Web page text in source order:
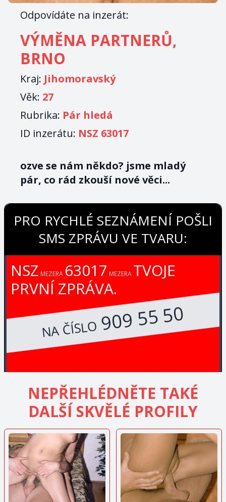
Odpovídáte na inzerát:
VÝMĚNA PARTNERŮ,
BRNO
Kraj: Jihomoravský
Věk: 27
Rubrika: Pár hledá
ID inzerátu: NSZ 63017
ozve se nám někdo? jsme mladý
pár, co rád zkouší nové věci...
PRO RYCHLÉ SEZNÁMENÍ POŠLI
SMS ZPRÁVU VE TVARU:
NSZ MEZERA 63017 MEZERA TVOJE
PRVNÍ ZPRÁVA.
NA ČÍSLO909 55 50
NEPŘEHLÉDNĚTE TAKÉ
DALŠÍ SKVĚLÉ PROFILY
ZOBRAZIT
INZERÁT
ZOBRAZIT
INZERÁT